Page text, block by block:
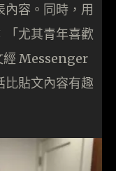
容。同時，用
「尤其青年喜歡
Messenger
比貼文內容有趣